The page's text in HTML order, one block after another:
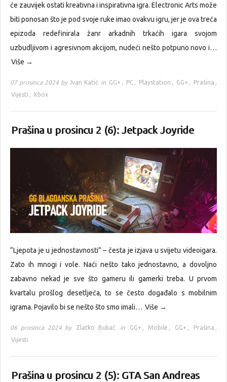
će zauvijek ostati kreativna i inspirativna igra. Electronic Arts može
biti ponosan što je pod svoje ruke imao ovakvu igru, jer je ova treća
epizoda redefinirala žanr arkadnih trkaćih igara svojom
uzbudljivom i agresivnom akcijom, nudeći nešto potpuno novo i…
Više →
07 prosinca 2024 by Ivan Katić in GG+ , PC , Playstation , GG+ , Prašina ,
Vijesti , Xbox
Prašina u prosincu 2 (6): Jetpack Joyride
“Ljepota je u jednostavnosti” – česta je izjava u svijetu videoigara.
Zato ih mnogi i vole. Naći nešto tako jednostavno, a dovoljno
zabavno nekad je sve što gameru ili gamerki treba. U prvom
kvartalu prošlog desetljeća, to se često događalo s mobilnim
igrama. Pojavilo bi se nešto što smo imali… Više →
06 prosinca 2024 by Zlatko Bukač in GG+ , Mobile , GG+ , Prašina ,
Vijesti
Prašina u prosincu 2 (5): GTA San Andreas